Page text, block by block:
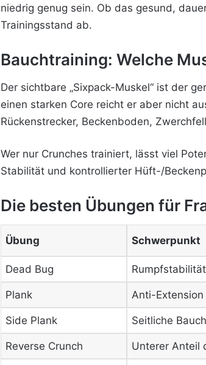
niedrig genug sein. Ob das gesund,
Trainingsstand ab.
Bauchtraining: Welche
Der sichtbare „Sixpack-Muskel“ ist der
einen starken Core reicht er aber nicht
Rückenstrecker, Beckenboden,
Wer nur Crunches trainiert, lässt viel
Stabilität und kontrollierter Hüft-/
Die besten Übungen für
Übung Schwerpunkt
Dead Bug Rumpfstabilität
Plank Anti-Extension
Side Plank Seitliche
Reverse Crunch Unterer Anteil